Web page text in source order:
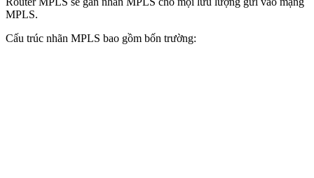
MPLS.
Cấu trúc nhãn MPLS bao gồm bốn trường: